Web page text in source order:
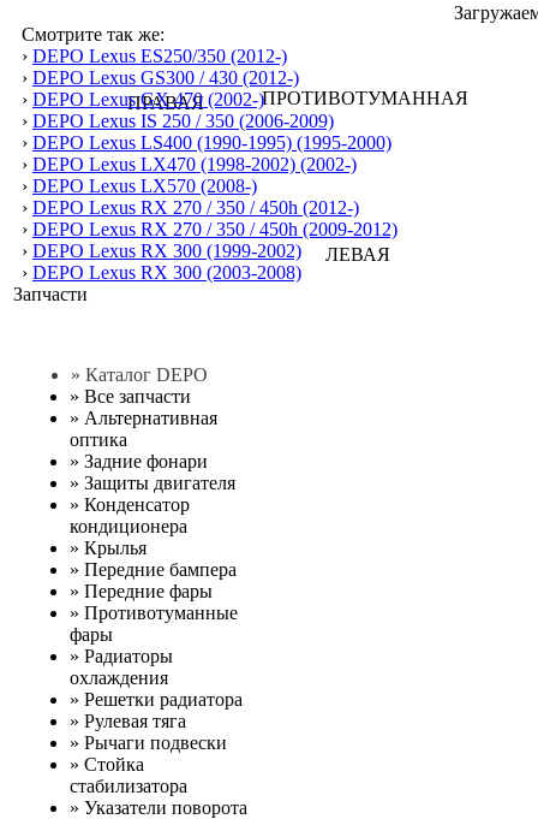
Смотрите так же:
› DEPO Lexus ES250/350 (2012-)
› DEPO Lexus GS300 / 430 (2012-)
› DEPO Lexus GX 470 (2002-)
› DEPO Lexus IS 250 / 350 (2006-2009)
› DEPO Lexus LS400 (1990-1995) (1995-2000)
› DEPO Lexus LX470 (1998-2002) (2002-)
› DEPO Lexus LX570 (2008-)
› DEPO Lexus RX 270 / 350 / 450h (2012-)
› DEPO Lexus RX 270 / 350 / 450h (2009-2012)
› DEPO Lexus RX 300 (1999-2002)
› DEPO Lexus RX 300 (2003-2008)
Запчасти
» Каталог DEPO
» Все запчасти
» Альтернативная
оптика
» Задние фонари
» Защиты двигателя
» Конденсатор
кондиционера
» Крылья
» Передние бампера
» Передние фары
» Противотуманные
фары
» Радиаторы
охлаждения
» Решетки радиатора
» Рулевая тяга
» Рычаги подвески
» Стойка
стабилизатора
» Указатели поворота